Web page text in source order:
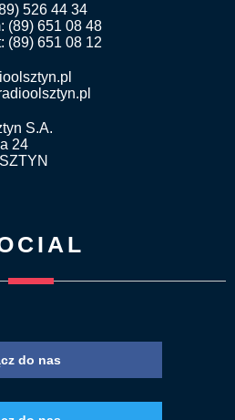
526 44 34
(89) 651 08 48
(89) 651 08 12
S.A.
24
do nas